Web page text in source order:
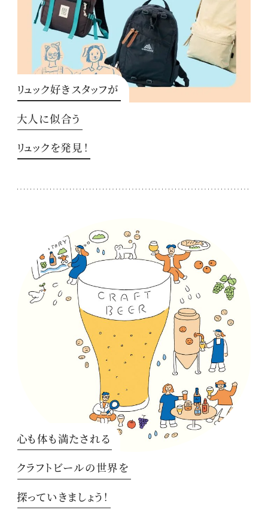
リュック好きスタッフが
大人に似合う
リュックを発見！
心も体も満たされる
クラフトビールの世界を
探っていきましょう！